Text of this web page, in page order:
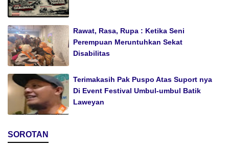
Rawat, Rasa, Rupa : Ketika Seni
Perempuan Meruntuhkan Sekat
Disabilitas
Terimakasih Pak Puspo Atas Suport nya
Di Event Festival Umbul-umbul Batik
Laweyan
SOROTAN